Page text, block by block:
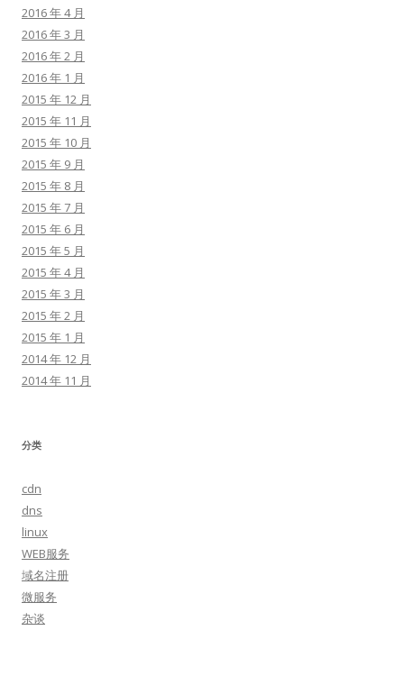
2016 年 4 月
2016 年 3 月
2016 年 2 月
2016 年 1 月
2015 年 12 月
2015 年 11 月
2015 年 10 月
2015 年 9 月
2015 年 8 月
2015 年 7 月
2015 年 6 月
2015 年 5 月
2015 年 4 月
2015 年 3 月
2015 年 2 月
2015 年 1 月
2014 年 12 月
2014 年 11 月
分类
cdn
dns
linux
WEB服务
域名注册
微服务
杂谈